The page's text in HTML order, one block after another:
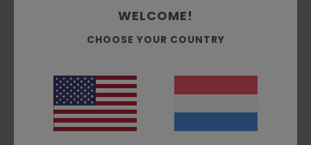
Biologisch katoen [180 g/m2]
Constructie:Single jersey
Halslijn:Ronde hals
Print:Borst [waterbasis]
EtiketLogoetiket in de naad.
WELCOME!
CHOOSE YOUR COUNTRY